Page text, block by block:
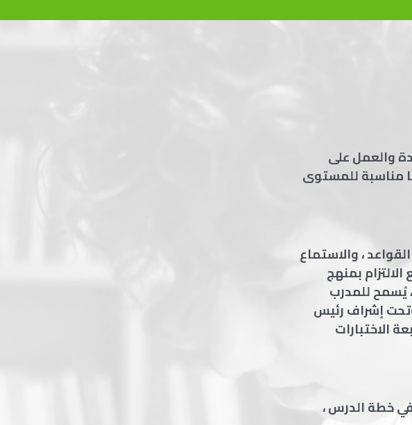
والعمل على
مناسبة للمستوى
، والاستماع
بمنهج
يُسمح للمدرب
إشراف رئيس
الاختبارات
خطة الدرس ،